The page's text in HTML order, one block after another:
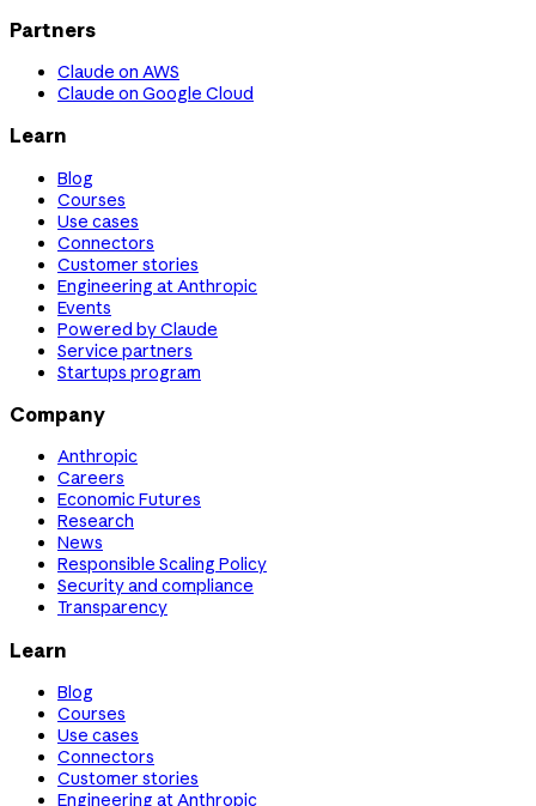
Partners
Claude on AWS
Claude on Google Cloud
Learn
Blog
Courses
Use cases
Connectors
Customer stories
Engineering at Anthropic
Events
Powered by Claude
Service partners
Startups program
Company
Anthropic
Careers
Economic Futures
Research
News
Responsible Scaling Policy
Security and compliance
Transparency
Learn
Blog
Courses
Use cases
Connectors
Customer stories
Engineering at Anthropic